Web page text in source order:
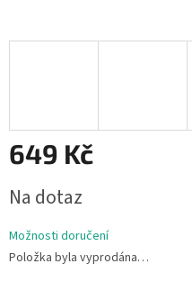
649 Kč
cena:
Na dotaz
Možnosti doručení
Položka byla vyprodána…